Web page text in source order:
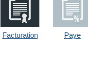
Facturation Paye